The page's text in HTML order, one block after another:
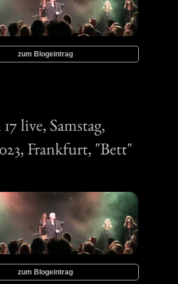
zum Blogeintrag
live, Samstag,
Frankfurt, "Bett"
zum Blogeintrag